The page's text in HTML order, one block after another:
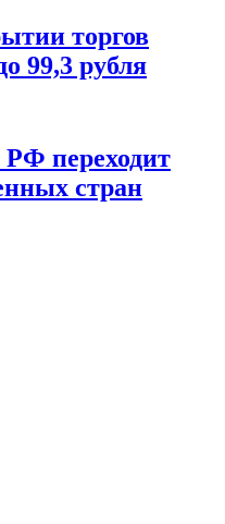
торгов
99,3 рубля
переходит
стран